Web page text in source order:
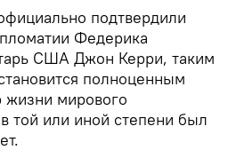
подтвердили
Федерика
США Джон Керри, таким
полноценным
жизни мирового
той или иной степени был